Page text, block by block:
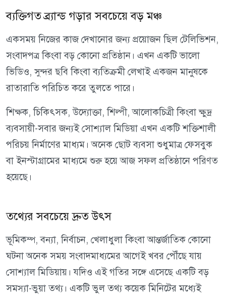
ব্যক্তিগত ব্র্যান্ড গড়ার সবচেয়ে বড় মঞ্চ
একসময় নিজের কাজ দেখানোর জন্য প্রয়োজন ছিল টেলিভিশন,
সংবাদপত্র কিংবা বড় কোনো প্রতিষ্ঠান। এখন একটি ভালো
ভিডিও, সুন্দর ছবি কিংবা ব্যতিক্রমী লেখাই একজন মানুষকে
রাতারাতি পরিচিত করে তুলতে পারে।
শিক্ষক, চিকিৎসক, উদ্যোক্তা, শিল্পী, আলোকচিত্রী কিংবা ক্ষুদ্র
ব্যবসায়ী-সবার জন্যই সোশ্যাল মিডিয়া এখন একটি শক্তিশালী
পরিচয় নির্মাণের মাধ্যম। অনেক ছোট ব্যবসা শুধুমাত্র ফেসবুক
বা ইনস্টাগ্রামের মাধ্যমে শুরু হয়ে আজ সফল প্রতিষ্ঠানে পরিণত
হয়েছে।
তথ্যের সবচেয়ে দ্রুত উৎস
ভূমিকম্প, বন্যা, নির্বাচন, খেলাধুলা কিংবা আন্তর্জাতিক কোনো
ঘটনা অনেক সময় সংবাদমাধ্যমের আগেই খবর পৌঁছে যায়
সোশ্যাল মিডিয়ায়। যদিও এই গতির সঙ্গে এসেছে একটি বড়
সমস্যা-ভুয়া তথ্য। একটি ভুল তথ্য কয়েক মিনিটের মধ্যেই